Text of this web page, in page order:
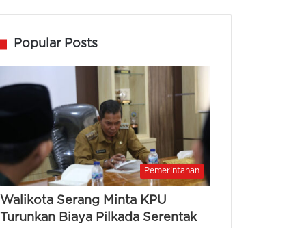
Popular Posts
Pemerintahan
Walikota Serang Minta KPU
Turunkan Biaya Pilkada Serentak